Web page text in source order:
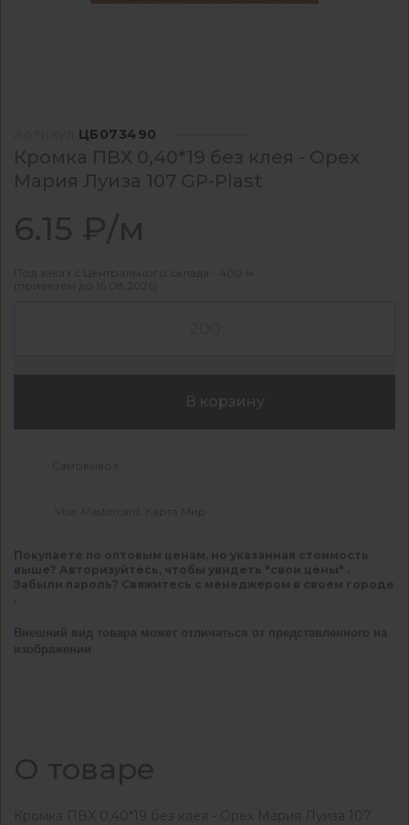
ЦБ073490
Кромка ПВХ 0,40*19 без клея - Орех
Мария Луиза 107 GP-Plast
6.15 ₽/м
Под заказ с Центрального склада - 400 м
(привезем до 16.08.2026)
В корзину
Самовывоз
Visa, Mastercard, Карта Мир
Покупаете по оптовым ценам, но указанная стоимость
выше? Авторизуйтесь, чтобы увидеть "свои цены" .
Забыли пароль? Свяжитесь с менеджером в своем городе
Внешний вид товара может отличаться от представленного на
изображении
О товаре
Кромка ПВХ 0,40*19 без клея - Орех Мария Луиза 107